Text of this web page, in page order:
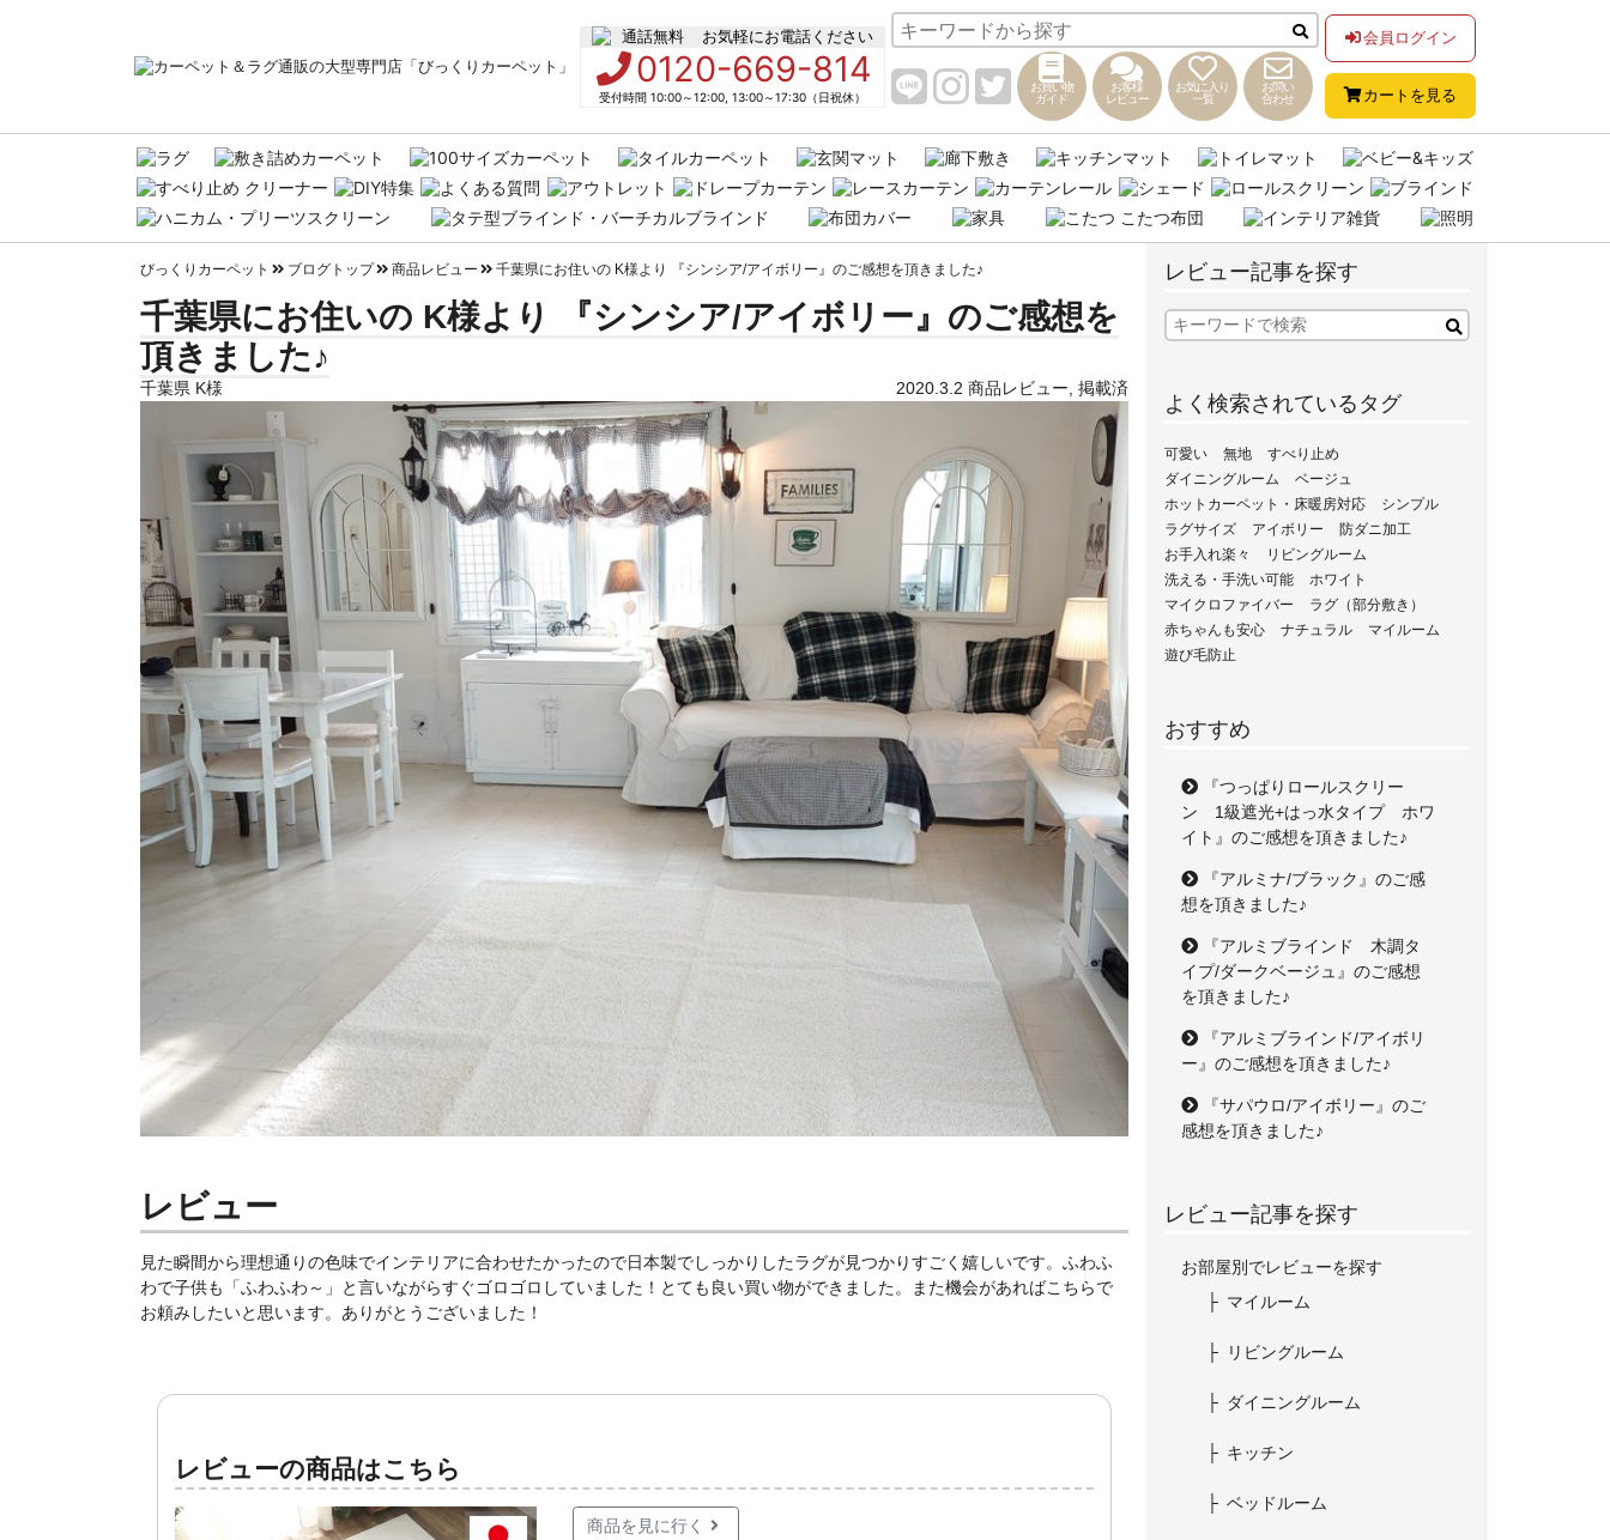
お気軽にお電話ください
0120-669-814
受付時間 10:00～12:00, 13:00～17:30（日祝休）
お買い物
ガイド
お客様
レビュー
お気に入り
一覧
お問い
合わせ
会員ログイン
カートを見る
びっくりカーペット ブログトップ 商品レビュー 千葉県にお住いの K様より 『シンシア/アイボリー』のご感想を頂きました♪
千葉県にお住いの K様より 『シンシア/アイボリー』のご感想を
頂きました♪
千葉県 K様 2020.3.2 商品レビュー 掲載済
レビュー
見た瞬間から理想通りの色味でインテリアに合わせたかったので日本製でしっかりしたラグが見つかりすごく嬉しいです。ふわふ
わで子供も「ふわふわ～」と言いながらすぐゴロゴロしていました！とても良い買い物ができました。また機会があればこちらで
お頼みしたいと思います。ありがとうございました！
レビューの商品はこちら
商品を見に行く
レビュー記事を探す
よく検索されているタグ
可愛い 無地
すべり止め
ダイニングルーム
ベージュ
ホットカーペット・床暖房対応
シンプル
ラグサイズ
アイボリー
防ダニ加工
お手入れ楽々
リビングルーム
洗える・手洗い可能
ホワイト
マイクロファイバー
ラグ（部分敷き）
赤ちゃんも安心
ナチュラル
マイルーム
遊び毛防止
おすすめ
『つっぱりロールスクリー
ン 1級遮光+はっ水タイプ ホワ
イト』のご感想を頂きました♪
『アルミナ/ブラック』のご感
想を頂きました♪
『アルミブラインド 木調タ
イプ/ダークベージュ』のご感想
を頂きました♪
『アルミブラインド/アイボリ
ー』のご感想を頂きました♪
『サパウロ/アイボリー』のご
感想を頂きました♪
レビュー記事を探す
お部屋別でレビューを探す
マイルーム
リビングルーム
ダイニングルーム
キッチン
ベッドルーム